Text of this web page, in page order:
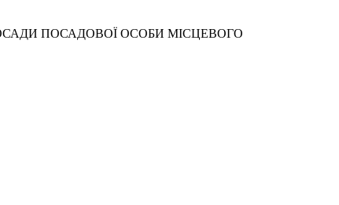
ПОСАДОВОЇ ОСОБИ МІСЦЕВОГО